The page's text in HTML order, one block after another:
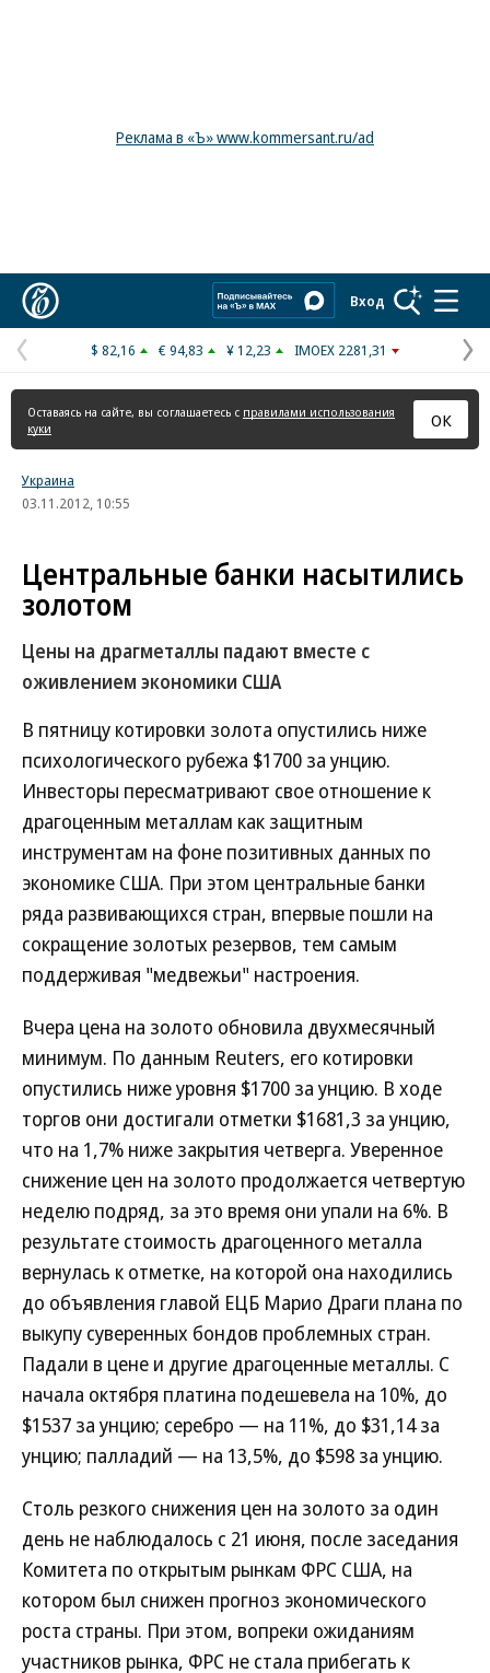
Реклама в «Ъ» www.kommersant.ru/ad
Вход
Предыдущая
страница
$ 82,16 € 94,83 ¥ 12,23 IMOEX 2281,31
Оставаясь на сайте, вы соглашаетесь с правилами использования
куки
ОК
Украина
03.11.2012, 10:55
Центральные банки насытились
золотом
Цены на драгметаллы падают вместе с
оживлением экономики США
В пятницу котировки золота опустились ниже
психологического рубежа $1700 за унцию.
Инвесторы пересматривают свое отношение к
драгоценным металлам как защитным
инструментам на фоне позитивных данных по
экономике США. При этом центральные банки
ряда развивающихся стран, впервые пошли на
сокращение золотых резервов, тем самым
поддерживая "медвежьи" настроения.
Вчера цена на золото обновила двухмесячный
минимум. По данным Reuters, его котировки
опустились ниже уровня $1700 за унцию. В ходе
торгов они достигали отметки $1681,3 за унцию,
что на 1,7% ниже закрытия четверга. Уверенное
снижение цен на золото продолжается четвертую
неделю подряд, за это время они упали на 6%. В
результате стоимость драгоценного металла
вернулась к отметке, на которой она находились
до объявления главой ЕЦБ Марио Драги плана по
выкупу суверенных бондов проблемных стран.
Падали в цене и другие драгоценные металлы. С
начала октября платина подешевела на 10%, до
$1537 за унцию; серебро — на 11%, до $31,14 за
унцию; палладий — на 13,5%, до $598 за унцию.
Столь резкого снижения цен на золото за один
день не наблюдалось с 21 июня, после заседания
Комитета по открытым рынкам ФРС США, на
котором был снижен прогноз экономического
роста страны. При этом, вопреки ожиданиям
участников рынка, ФРС не стала прибегать к